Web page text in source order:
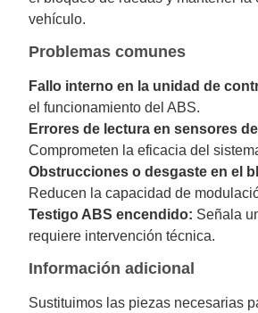
vehículo.
Problemas comunes
Fallo interno en la unidad de
el funcionamiento del ABS.
Errores de lectura en sensores
Comprometen la eficacia del
Obstrucciones o desgaste en el
Reducen la capacidad de
Testigo ABS encendido: Señala
requiere intervención técnica.
Información adicional
Sustituimos las piezas necesarias